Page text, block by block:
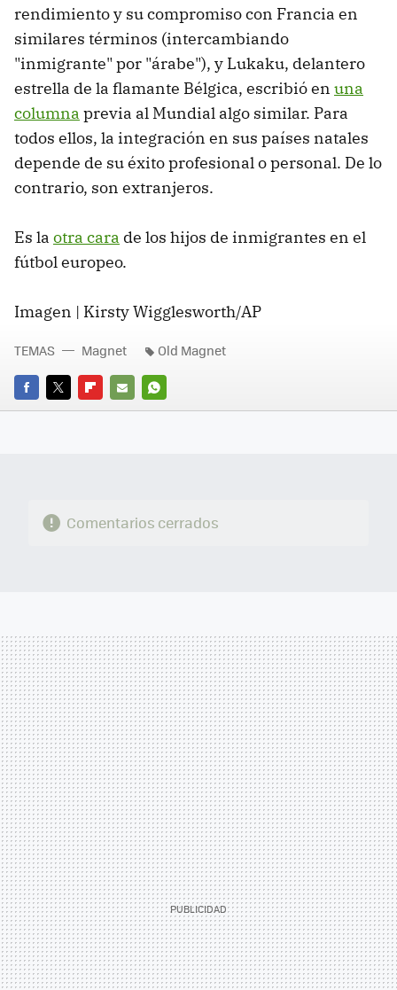
rendimiento y su compromiso con Francia en
similares términos (intercambiando
"inmigrante" por "árabe"), y Lukaku, delantero
estrella de la flamante Bélgica, escribió en una
columna previa al Mundial algo similar. Para
todos ellos, la integración en sus países natales
depende de su éxito profesional o personal. De lo
contrario, son extranjeros.
Es la otra cara de los hijos de inmigrantes en el
fútbol europeo.
Imagen | Kirsty Wigglesworth/AP
FACEBOOK
TWITTERFLIPBOARD
E-
WHATSAPP
TEMAS Magnet Old Magnet
Comentarios cerrados